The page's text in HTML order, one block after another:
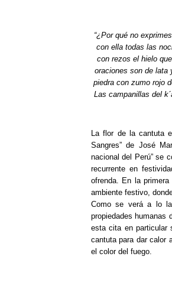
o
k
“¿Por qué no
con ella todas las
con rezos el hielo
oraciones son de lata
piedra con zumo rojo
Las campanillas del
La flor de la cantuta
Sangres” de José
nacional del Perú” se
recurrente en
ofrenda. En la
ambiente festivo,
Como se verá a lo
propiedades humanas
esta cita en particular
cantuta para dar calor
el color del fuego.